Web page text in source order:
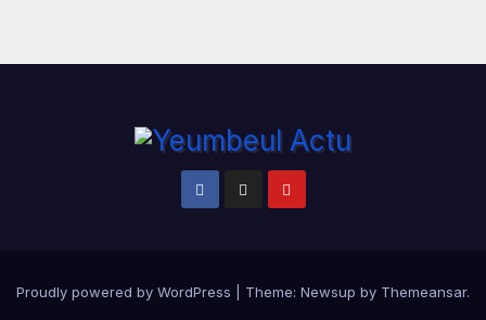
Proudly powered by WordPress Theme: Newsup by Themeansar.